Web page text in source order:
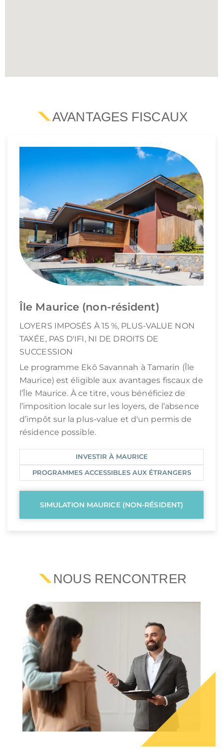
AVANTAGES FISCAUX
Île Maurice (non-résident)
LOYERS IMPOSÉS À 15 %, PLUS-VALUE NON
TAXÉE, PAS D'IFI, NI DE DROITS DE
SUCCESSION
Le programme Ekô Savannah à Tamarin (Île
Maurice) est éligible aux avantages fiscaux de
l’Île Maurice. À ce titre, vous bénéficiez de
l’imposition locale sur les loyers, de l’absence
d’impôt sur la plus-value et d'un permis de
résidence possible.
INVESTIR À MAURICE
PROGRAMMES ACCESSIBLES AUX ÉTRANGERS
SIMULATION MAURICE (NON-RÉSIDENT)
NOUS RENCONTRER